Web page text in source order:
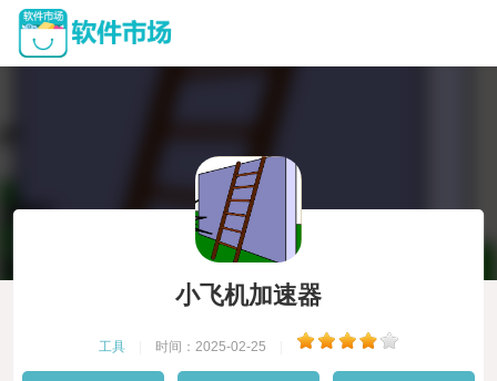
小飞机加速器
工具 时间：2025-02-25